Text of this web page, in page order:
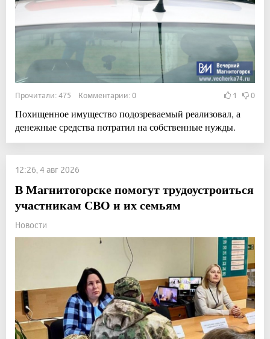
Прочитали: 475 Комментарии: 0 1 0
Похищенное имущество подозреваемый реализовал, а
денежные средства потратил на собственные нужды.
12:26, 4 авг 2026
В Магнитогорске помогут трудоустроиться
участникам СВО и их семьям
Новости